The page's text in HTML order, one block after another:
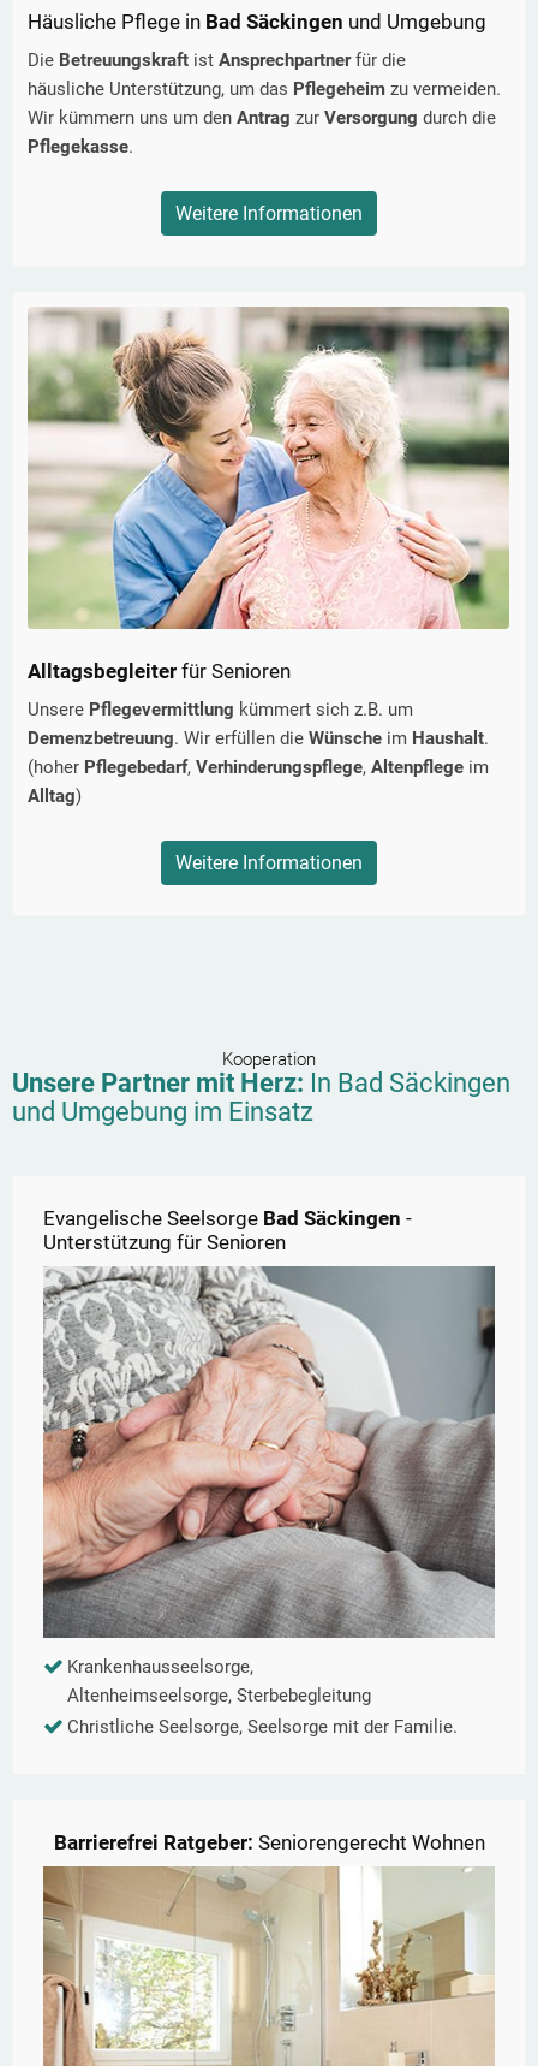
Häusliche Pflege in Bad Säckingen und Umgebung
Die Betreuungskraft ist Ansprechpartnerfür die
häusliche Unterstützung, um das Pflegeheim zu vermeiden.
Wir kümmern uns um den Antrag zur Versorgung durch die
Pflegekasse.
Weitere Informationen
Alltagsbegleiter für Senioren
Unsere Pflegevermittlung kümmert sich z.B. um
Demenzbetreuung. Wir erfüllen die Wünsche im Haushalt.
(hoher Pflegebedarf, Verhinderungspflege, Altenpflege im
Alltag)
Weitere Informationen
Kooperation
Unsere Partner mit Herz: In Bad Säckingen
und Umgebung im Einsatz
Evangelische Seelsorge Bad Säckingen -
Unterstützung für Senioren
Krankenhausseelsorge,
Altenheimseelsorge, Sterbebegleitung
Christliche Seelsorge, Seelsorge mit der Familie.
Barrierefrei Ratgeber: Seniorengerecht Wohnen